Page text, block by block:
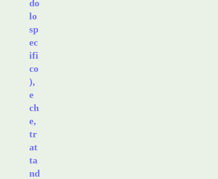
do
lo
sp
ec
ifi
co
),
e
ch
e,
tr
at
ta
nd